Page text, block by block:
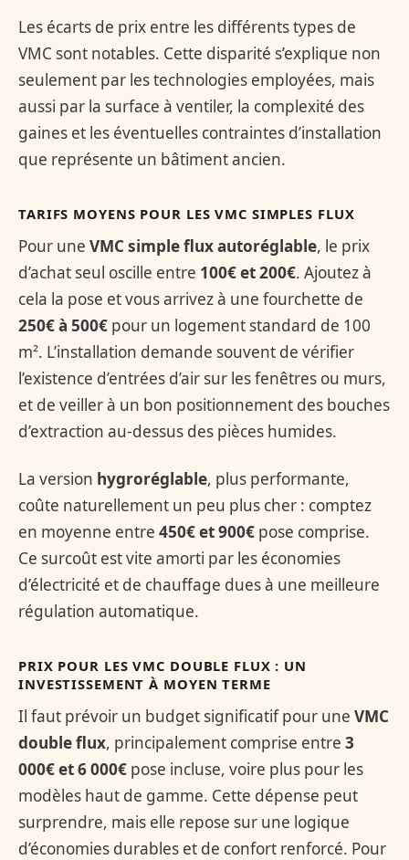
Les écarts de prix entre les différents types de
VMC sont notables. Cette disparité s’explique non
seulement par les technologies employées, mais
aussi par la surface à ventiler, la complexité des
gaines et les éventuelles contraintes d’installation
que représente un bâtiment ancien.
TARIFS MOYENS POUR LES VMC SIMPLES FLUX
Pour une VMC simple flux autoréglable, le prix
d’achat seul oscille entre 100€ et 200€. Ajoutez à
cela la pose et vous arrivez à une fourchette de
250€ à 500€ pour un logement standard de 100
m². L’installation demande souvent de vérifier
l’existence d’entrées d’air sur les fenêtres ou murs,
et de veiller à un bon positionnement des bouches
d’extraction au-dessus des pièces humides.
La version hygroréglable, plus performante,
coûte naturellement un peu plus cher : comptez
en moyenne entre 450€ et 900€ pose comprise.
Ce surcoût est vite amorti par les économies
d’électricité et de chauffage dues à une meilleure
régulation automatique.
PRIX POUR LES VMC DOUBLE FLUX : UN
INVESTISSEMENT À MOYEN TERME
Il faut prévoir un budget significatif pour une VMC
double flux, principalement comprise entre 3
000€ et 6 000€ pose incluse, voire plus pour les
modèles haut de gamme. Cette dépense peut
surprendre, mais elle repose sur une logique
d’économies durables et de confort renforcé. Pour